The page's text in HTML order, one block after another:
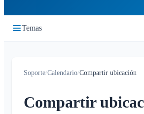
Temas
Unirse a un Klubraum
¿Qué es la cronología?
Calendario
Soporte/Calendario/Compartir ubicación
Compartir